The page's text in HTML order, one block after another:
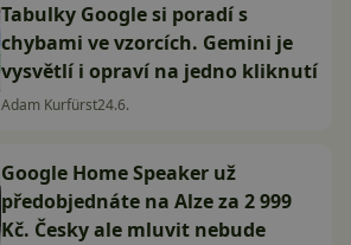
Tabulky Google si poradí s
chybami ve vzorcích. Gemini je
vysvětlí i opraví na jedno kliknutí
Adam Kurfürst24.6.
Google Home Speaker už
předobjednáte na Alze za 2 999
Kč. Česky ale mluvit nebude